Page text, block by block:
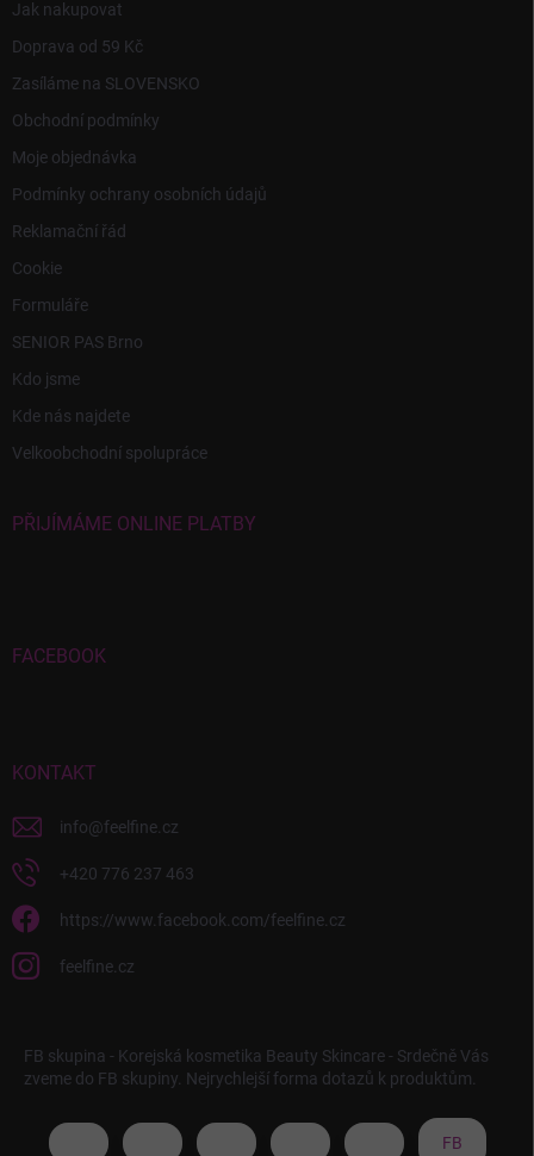
Jak nakupovat
Doprava od 59 Kč
Zasíláme na SLOVENSKO
Obchodní podmínky
Moje objednávka
Podmínky ochrany osobních údajů
Reklamační řád
Cookie
Formuláře
SENIOR PAS Brno
Kdo jsme
Kde nás najdete
Velkoobchodní spolupráce
PŘIJÍMÁME ONLINE PLATBY
FACEBOOK
KONTAKT
info@feelfine.cz
+420 776 237 463
https://www.facebook.com/feelfine.cz
feelfine.cz
FB skupina - Korejská kosmetika Beauty Skincare - Srdečně Vás
zveme do FB skupiny. Nejrychlejší forma dotazů k produktům.
FB